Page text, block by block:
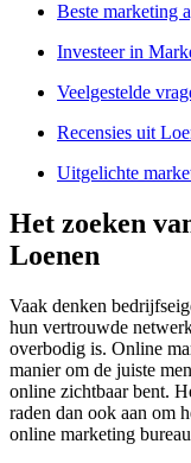
Beste marketing
Investeer in
Veelgestelde
Recensies uit
Uitgelichte
Het zoeken
Loenen
Vaak denken
hun vertrouwde
overbodig is. Online
manier om de juiste
online zichtbaar bent.
raden dan ook aan om
online marketing